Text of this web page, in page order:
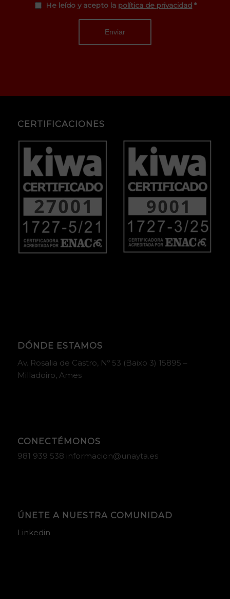
He leído y acepto la política de privacidad *
CERTIFICACIONES
DÓNDE ESTAMOS
Av. Rosalia de Castro, Nº 53 (Baixo 3) 15895 –
Milladoiro, Ames
CONECTÉMONOS
981 939 538 informacion@unayta.es
ÚNETE A NUESTRA COMUNIDAD
Linkedin